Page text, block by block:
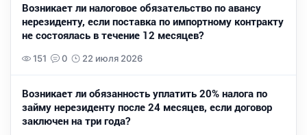
Возникает ли налоговое обязательство по авансу
нерезиденту, если поставка по импортному контракту
не состоялась в течение 12 месяцев?
151 0 22 июля 2026
Возникает ли обязанность уплатить 20% налога по
займу нерезиденту после 24 месяцев, если договор
заключен на три года?